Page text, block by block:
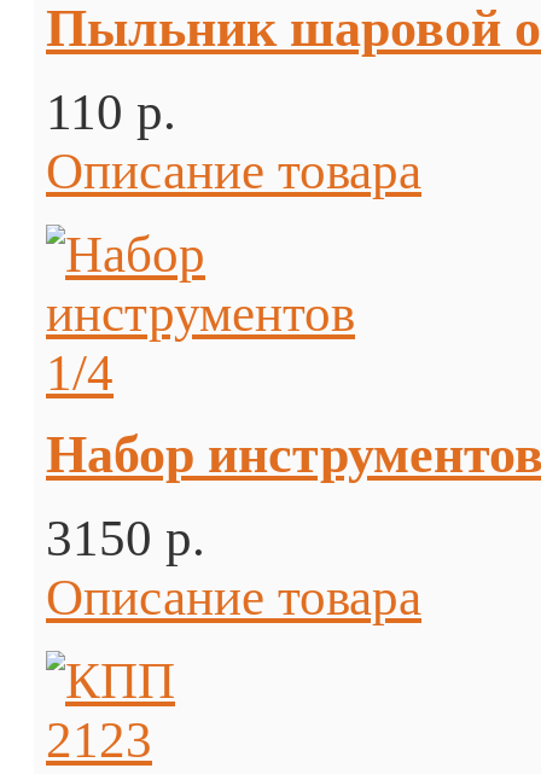
Пыльник шаровой
110 p.
Описание товара
Набор
3150 p.
Описание товара